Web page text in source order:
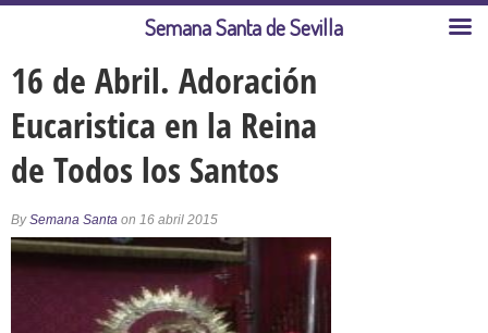
16 de Abril. Adoración
Eucaristica en la Reina
de Todos los Santos
BySemana Santa on 16 abril 2015
Semana Santa de Sevilla